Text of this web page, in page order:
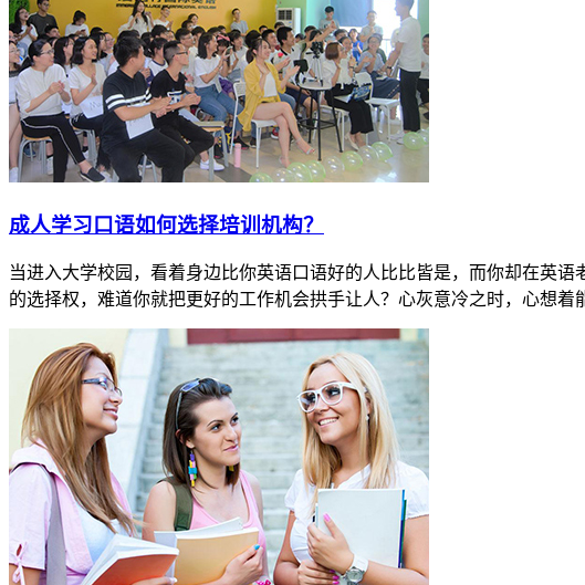
​成人学习口语如何选择培训机构？
当进入大学校园，看着身边比你英语口语好的人比比皆是，而你却在英
的选择权，难道你就把更好的工作机会拱手让人？心灰意冷之时，心想着